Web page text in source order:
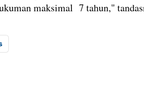
maksimal 7 tahun,"